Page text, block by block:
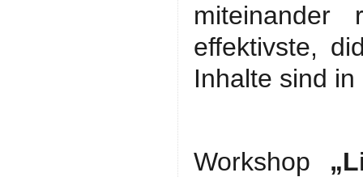
effektivste,
Inhalte sind
Workshop